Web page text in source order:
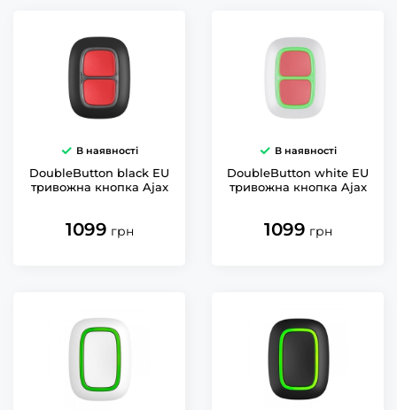
В наявності
DoubleButton black EU
тривожна кнопка Ajax
1099 грн
В наявності
DoubleButton white EU
тривожна кнопка Ajax
1099 грн